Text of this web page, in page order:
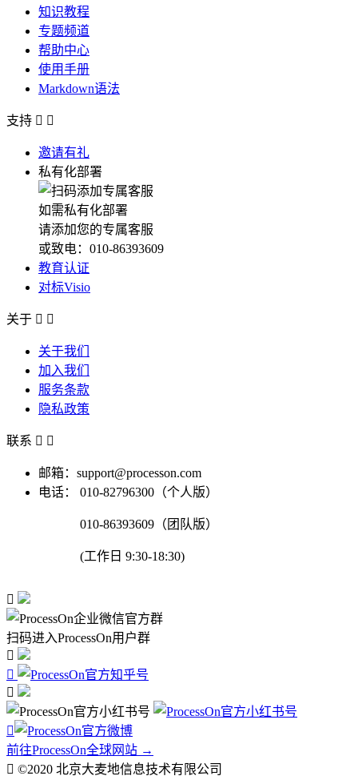
知识教程
专题频道
帮助中心
使用手册
Markdown语法
支持  
邀请有礼
私有化部署
如需私有化部署
请添加您的专属客服
或致电：010-86393609
教育认证
对标Visio
关于  
关于我们
加入我们
服务条款
隐私政策
联系  
邮箱：support@processon.com
电话：
010-82796300（个人版）
010-86393609（团队版）
(工作日 9:30-18:30)

扫码进入ProcessOn用户群




前往ProcessOn全球网站 →
 ©2020 北京大麦地信息技术有限公司